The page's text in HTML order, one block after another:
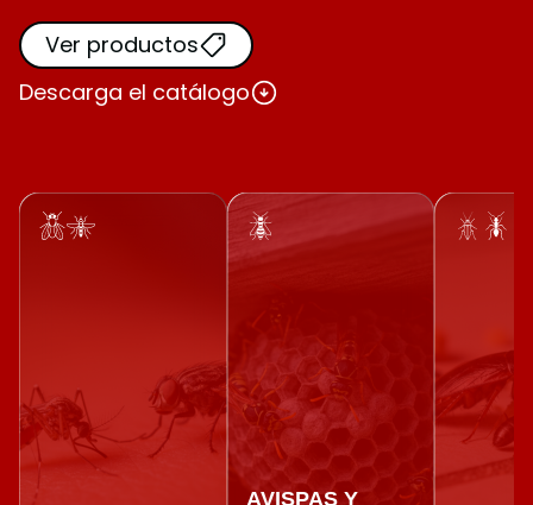
Ver productos
Descarga el catálogo
AVISPAS Y